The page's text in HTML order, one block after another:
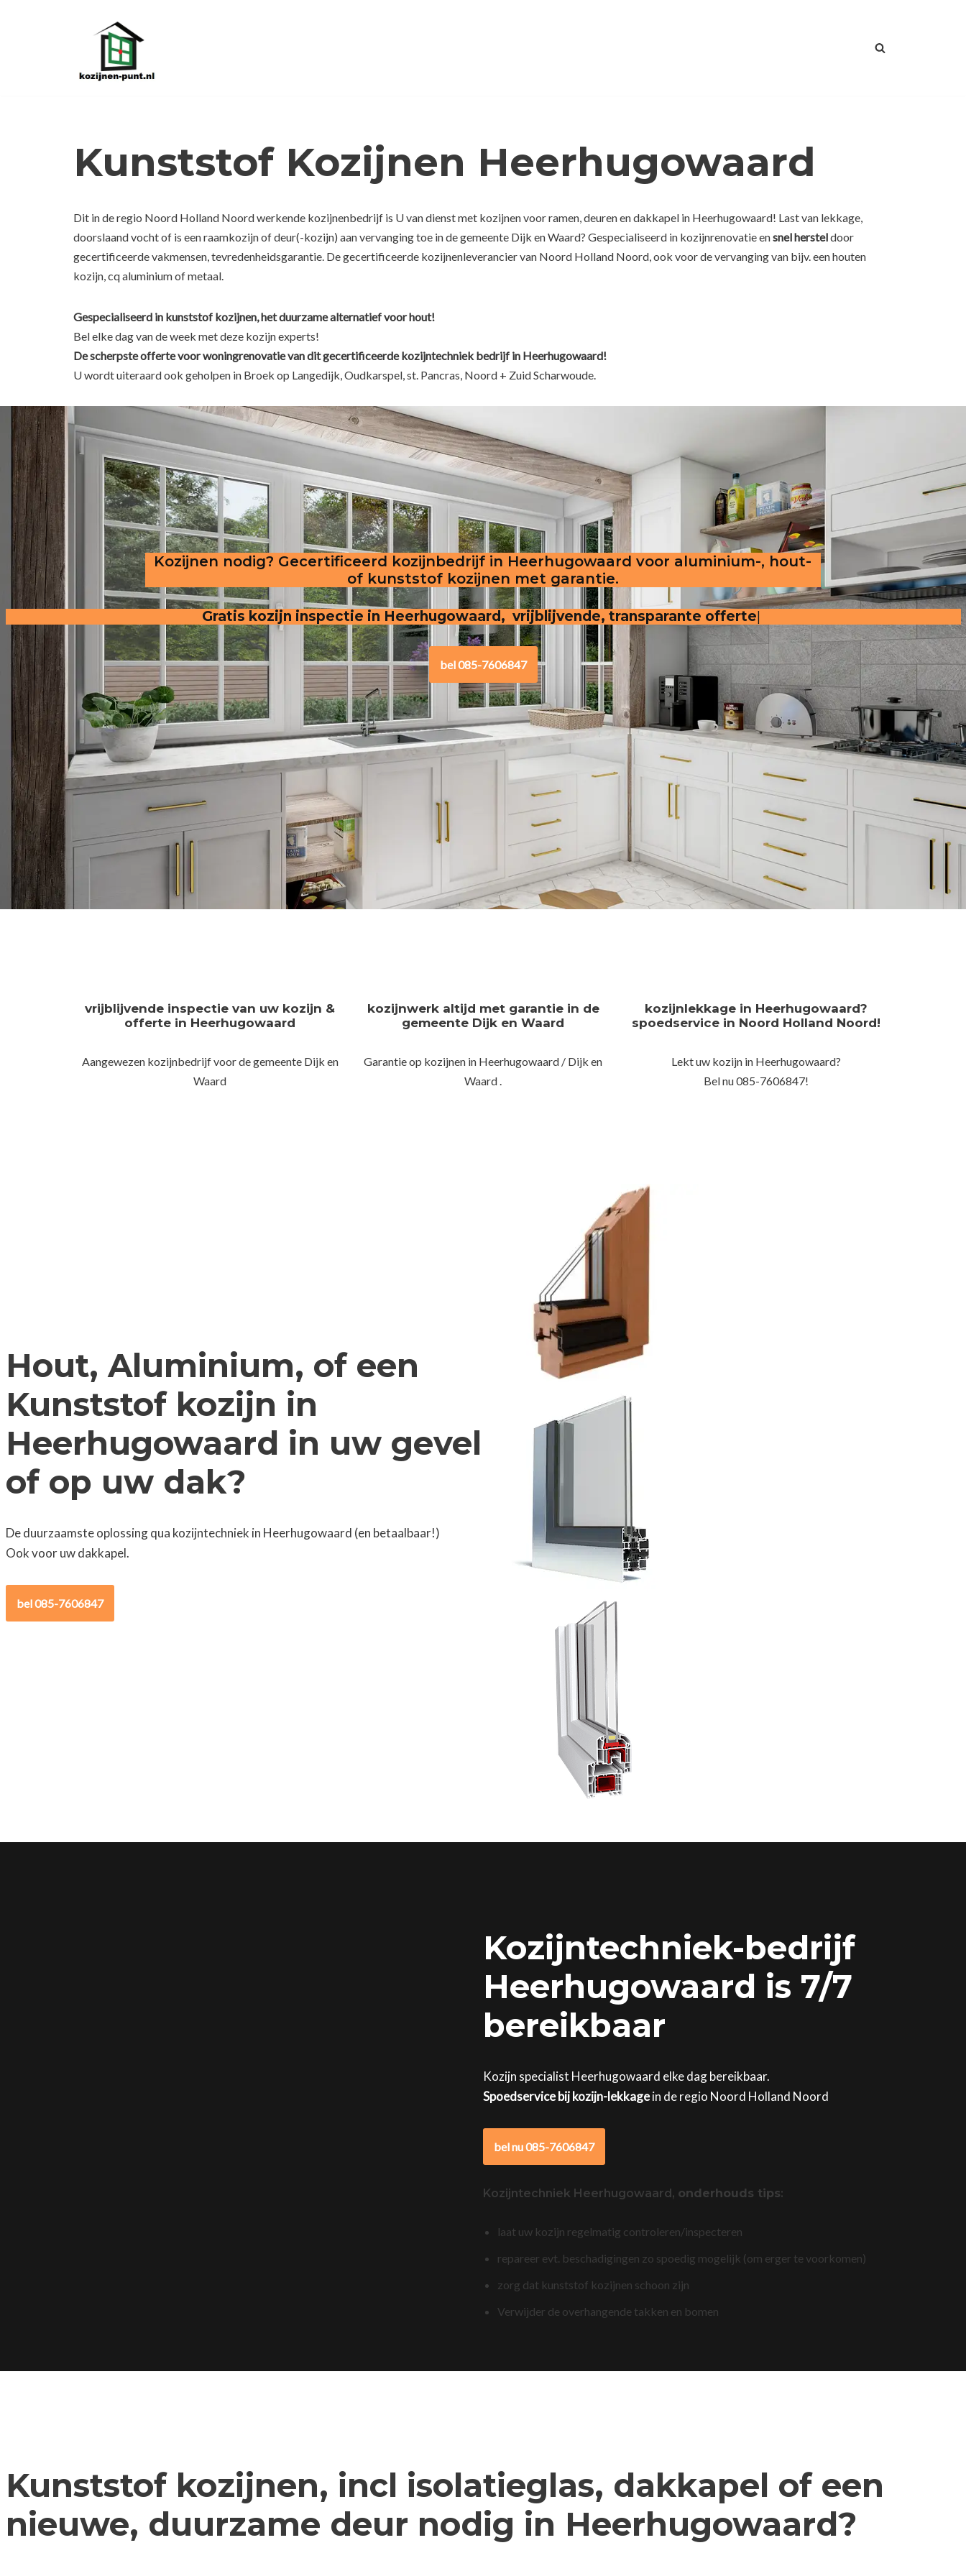
Kunststof Kozijnen Heerhugowaard
Dit in de regio Noord Holland Noord werkende kozijnenbedrijf is U van dienst met kozijnen voor ramen, deuren en dakkapel in Heerhugowaard! Last van lekkage,
doorslaand vocht of is een raamkozijn of deur(-kozijn) aan vervanging toe in de gemeente Dijk en Waard? Gespecialiseerd in kozijnrenovatie ensnel hersteldoor
gecertificeerde vakmensen, tevredenheidsgarantie. De gecertificeerde kozijnenleverancier van Noord Holland Noord, ook voor de vervanging van bijv. een houten
kozijn, cq aluminium of metaal.
Gespecialiseerd in kunststof kozijnen, het duurzame alternatief voor hout!
Bel elke dag van de week met deze kozijn experts!
De scherpsteofferte voor woningrenovatie van dit gecertificeerde kozijntechniek bedrijf in Heerhugowaard!
U wordt uiteraard ook geholpen in Broek op Langedijk, Oudkarspel, st. Pancras, Noord + Zuid Scharwoude.
Kozijnen nodig? Gecertificeerd kozijnbedrijf in Heerhugowaard voor aluminium-, hout-
of kunststof kozijnen met garantie.
Gratis kozijn inspectie in Heerhugowaard, vrijblijvende, transparante offerte.
bel 085-7606847
vrijblijvende inspectie van uw kozijn &
offerte in Heerhugowaard
Aangewezen kozijnbedrijf voor de gemeente Dijk en
Waard
kozijnwerk altijd met garantie in de
gemeente Dijk en Waard
Garantie op kozijnen in Heerhugowaard / Dijk en
Waard .
kozijnlekkage in Heerhugowaard?
spoedservice in Noord Holland Noord!
Lekt uw kozijn in Heerhugowaard?
Bel nu 085-7606847!
Hout, Aluminium, of een
Kunststof kozijn in
Heerhugowaard in uw gevel
of op uw dak?
De duurzaamste oplossing qua kozijntechniek in Heerhugowaard (en betaalbaar!)
Ook voor uw dakkapel.
bel 085-7606847
Kozijntechniek-bedrijf
Heerhugowaard is 7/7
bereikbaar
Kozijn specialist Heerhugowaard elke dag bereikbaar.
Spoedservice bij kozijn-lekkagein de regio Noord Holland Noord
bel nu 085-7606847
Kozijntechniek Heerhugowaard, onderhouds tips:
laat uw kozijn regelmatig controleren/inspecteren
repareer evt. beschadigingen zo spoedig mogelijk (om erger te voorkomen)
zorg dat kunststof kozijnen schoon zijn
Verwijder de overhangende takken en bomen
Kunststof kozijnen, incl isolatieglas, dakkapel of een
nieuwe, duurzame deur nodig in Heerhugowaard?